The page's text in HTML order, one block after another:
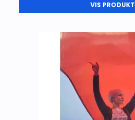
VIS PRODUKT